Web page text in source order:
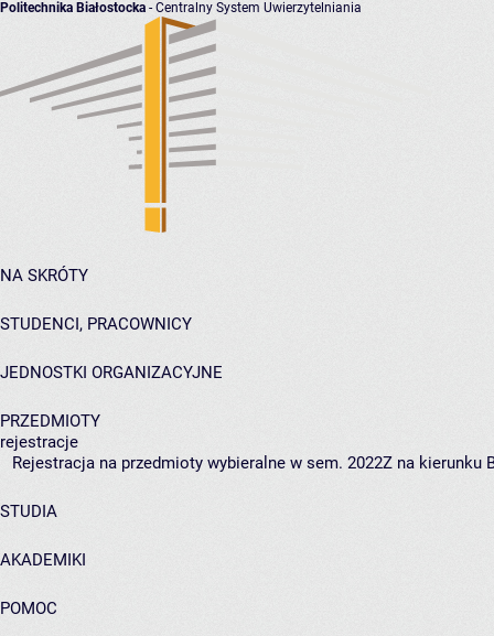
Politechnika Białostocka - Centralny System Uwierzytelniania
NA SKRÓTY
STUDENCI, PRACOWNICY
JEDNOSTKI ORGANIZACYJNE
PRZEDMIOTY
rejestracje
Rejestracja na przedmioty wybieralne w sem. 2022Z na kierunku
STUDIA
AKADEMIKI
POMOC